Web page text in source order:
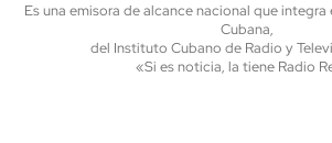
Es una emisora de alcance nacional que integra
Cubana,
del Instituto Cubano de Radio y
«Si es noticia, la tiene Radio